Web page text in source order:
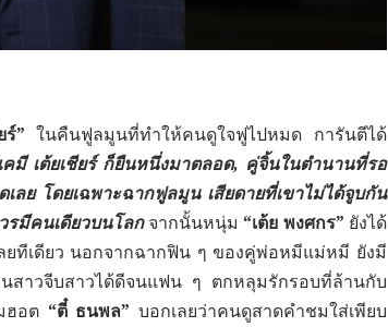
ร์” ในคืนฟูลมูนที่ทำให้คนดูใจฟูไปหมด การันตีได้
คมี เต้ยเชียร์ ก็ยืนหนึ่งมาตลอด, คู่จิ้นในตำนานที่รอ
ย โดยเฉพาะฉากฟูลมูน เสียดายที่เขาไม่ได้จูบกัน
รมีคนเดียวบนโลกจากนั้นหนุ่ม “เต้ย พงศกร” ยังได้
ยทีเดียว นอกจากฉากฟิน ๆ ของคู่พ่อหมีแม่หมี ยังมี
สาวจีบสาวได้ดีจนแฟน ๆ ตกหลุมรักรอบที่ล้านกับ
ฮอต “ตี๋ ธนพล” บอกเลยว่าคนดูสาดคำชมใส่เพียบ